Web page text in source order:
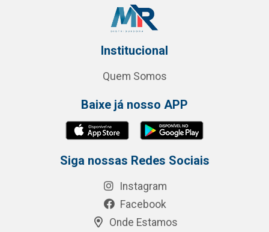
Institucional
Quem Somos
Baixe já nosso APP
Siga nossas Redes Sociais
Instagram
Facebook
Onde Estamos